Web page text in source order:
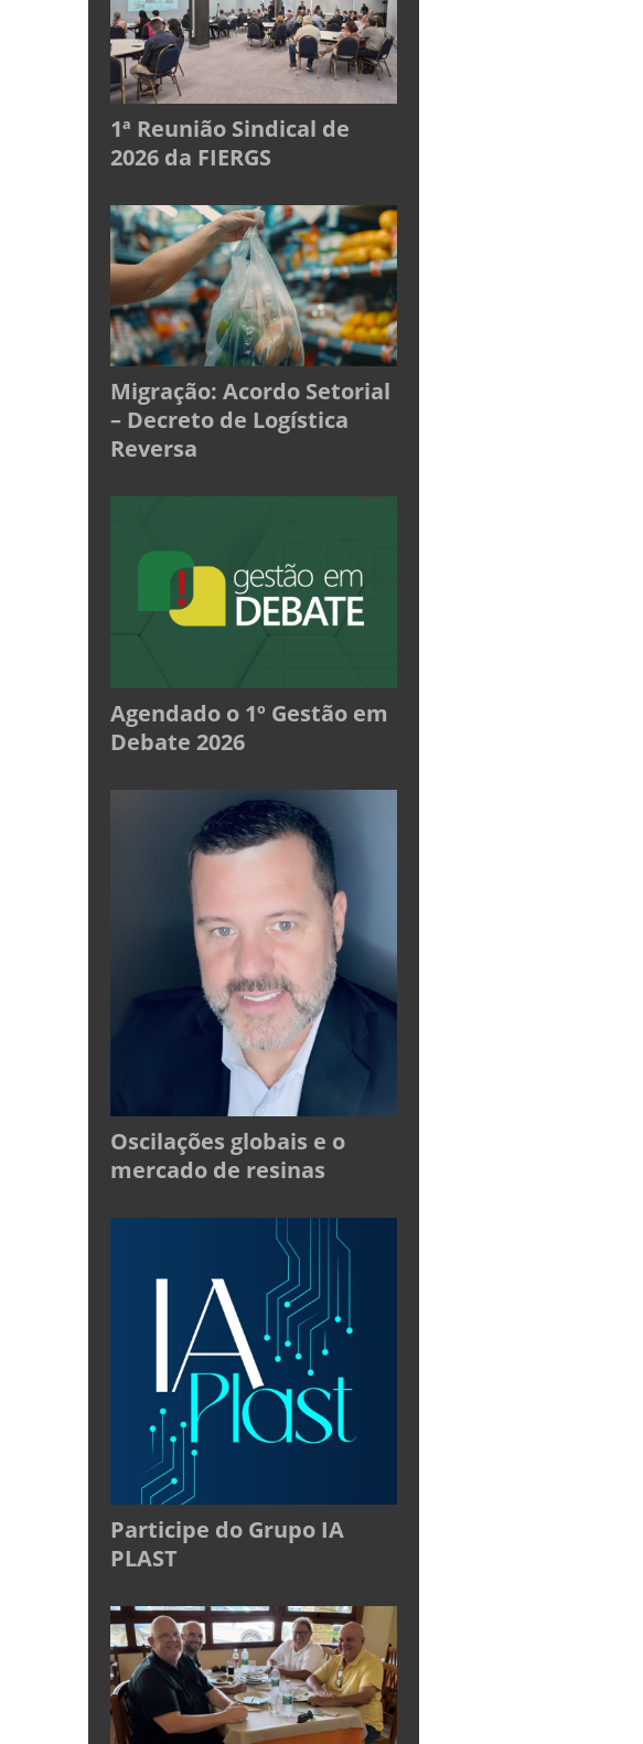
1ª Reunião Sindical de
2026 da FIERGS
Migração: Acordo Setorial
– Decreto de Logística
Reversa
Agendado o 1º Gestão em
Debate 2026
Oscilações globais e o
mercado de resinas
Participe do Grupo IA
PLAST